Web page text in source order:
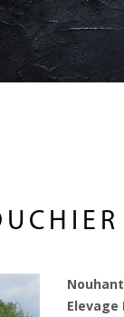
Elevage